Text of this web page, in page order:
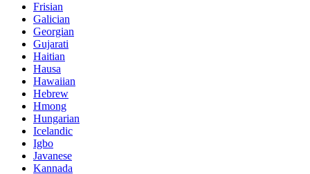
Frisian
Galician
Georgian
Gujarati
Haitian
Hausa
Hawaiian
Hebrew
Hmong
Hungarian
Icelandic
Igbo
Javanese
Kannada